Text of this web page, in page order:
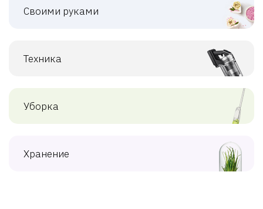
Своими руками
Техника
Уборка
Хранение